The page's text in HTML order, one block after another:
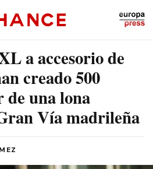
a accesorio de
creado 500
de una lona
Vía madrileña